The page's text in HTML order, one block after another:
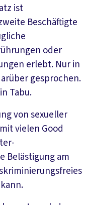
ist
Beschäftigte
oder
erlebt. Nur in
gesprochen.
Tabu.
von sexueller
vielen Good
Belästigung am